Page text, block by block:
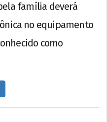
família deverá
no equipamento
como